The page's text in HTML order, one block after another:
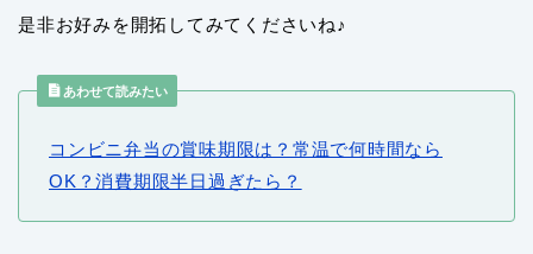
是非お好みを開拓してみてくださいね♪
あわせて読みたい
コンビニ弁当の賞味期限は？常温で何時間なら
OK？消費期限半日過ぎたら？